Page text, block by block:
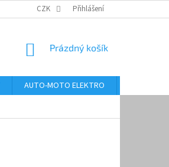
ODSTOUPENÍ OD KUPNÍ SMLOUVY
CZK Přihlášení
NÁKUPNÍ
Prázdný košík
AUTO-MOTO ELEKTRO